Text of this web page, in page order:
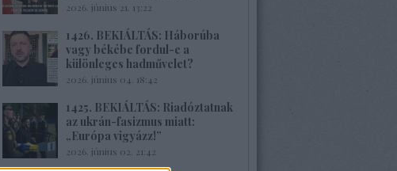
2026. június 21. 13:22
1426. BEKIÁLTÁS: Háborúba
vagy békébe fordul-e a
különleges hadművelet?
2026. június 04. 18:42
1425. BEKIÁLTÁS: Riadóztatnak
az ukrán-fasizmus miatt:
„Európa vigyázz!”
2026. június 02. 21:42